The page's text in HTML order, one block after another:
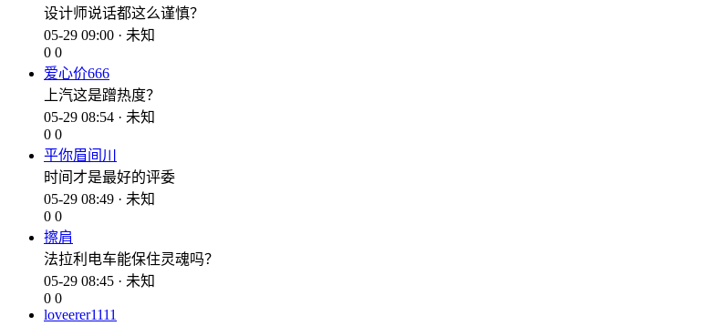
设计师说话都这么谨慎？
05-29 09:00 · 未知
0 0
爱心价666
上汽这是蹭热度？
05-29 08:54 · 未知
0 0
平你眉间川
时间才是最好的评委
05-29 08:49 · 未知
0 0
擦肩
法拉利电车能保住灵魂吗？
05-29 08:45 · 未知
0 0
loveerer1111